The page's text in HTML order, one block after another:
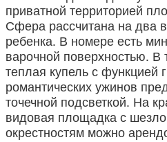
приватной территорией
Сфера рассчитана на два
ребенка. В номере есть
варочной поверхностью. В
теплая купель с функцией
романтических ужинов
точечной подсветкой. На
видовая площадка с
окрестностям можно